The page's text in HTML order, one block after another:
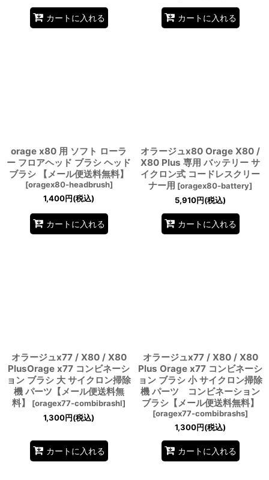
カートに入れる カートに入れる
orage x80 用 ソフト ローラ
ー フロアヘッド ブラシ ヘッド
ブラシ 【メール便送料無料】
[oragex80-headbrush]
1,400円(税込)
カートに入れる
オラージュx80 Orage X80 /
X80 Plus 専用 バッテリー サ
イクロン式 コードレスクリー
ナー用 [oragex80-battery]
5,910円(税込)
カートに入れる
オラージュx77 / X80 / X80
PlusOrage x77 コンビネーシ
ョン ブラシ 大 サイクロン掃除
機 パーツ【メール便送料無
料】
[oragex77-combibrashl]
1,300円(税込)
カートに入れる
オラージュx77 / X80 / X80
Plus Orage x77 コンビネーシ
ョン ブラシ 小 サイクロン掃除
機 パーツ コンビネーション
ブラシ【メール便送料無料】
[oragex77-combibrashs]
1,300円(税込)
カートに入れる